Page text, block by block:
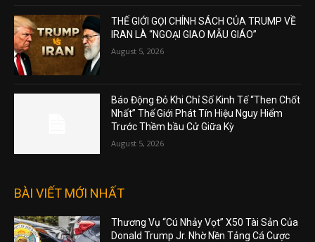
THẾ GIỚI GỌI CHÍNH SÁCH CỦA TRUMP VỀ
IRAN LÀ “NGOẠI GIAO MẪU GIÁO”
August 5, 2026
Báo Động Đỏ Khi Chỉ Số Kinh Tế “Then Chốt
Nhất” Thế Giới Phát Tín Hiệu Nguy Hiểm
Trước Thềm bầu Cử Giữa Kỳ
August 5, 2026
BÀI VIẾT MỚI NHẤT
Thương Vụ “Cú Nhảy Vọt” X50 Tài Sản Của
Donald Trump Jr. Nhờ Nền Tảng Cá Cược